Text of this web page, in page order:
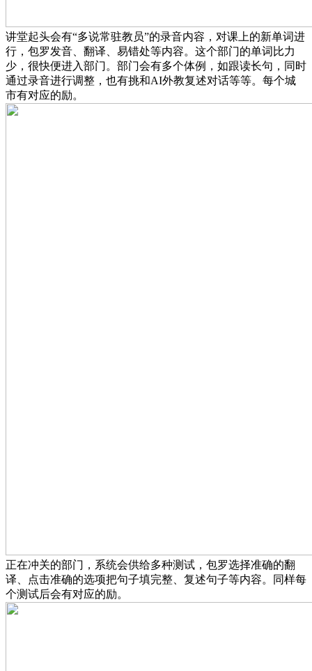
讲堂起头会有“多说常驻教员”的录音内容，对课上的新单词进
行，包罗发音、翻译、易错处等内容。这个部门的单词比力
少，很快便进入部门。部门会有多个体例，如跟读长句，同时
通过录音进行调整，也有挑和AI外教复述对话等等。每个城
市有对应的励。
正在冲关的部门，系统会供给多种测试，包罗选择准确的翻
译、点击准确的选项把句子填完整、复述句子等内容。同样每
个测试后会有对应的励。